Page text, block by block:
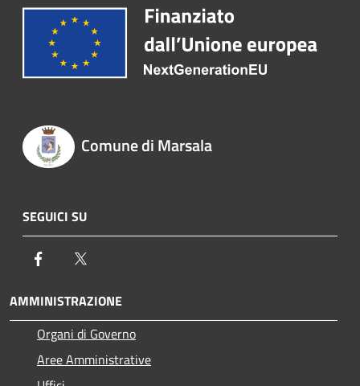
Comune di Marsala
SEGUICI SU
Facebook
AMMINISTRAZIONE
Organi di Governo
Aree Amministrative